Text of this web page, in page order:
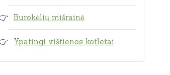
Burokėlių mišrainė
Ypatingi vištienos kotletai